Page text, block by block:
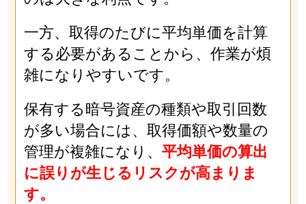
一方、取得のたびに平均単価を計算
する必要があることから、作業が煩
雑になりやすいです。
保有する暗号資産の種類や取引回数
が多い場合には、取得価額や数量の
管理が複雑になり、 平均単価の算出
に誤りが生じるリスクが高まりま
す。